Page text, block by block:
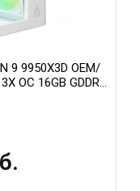
9 9950X3D OEM/
OC 16GB GDDR7